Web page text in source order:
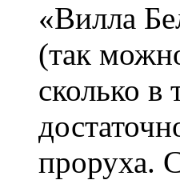
«Вилла
(так
сколько
проруха.